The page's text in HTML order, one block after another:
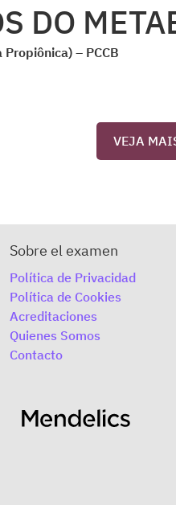
DO
– PCCB
VEJA
Sobre el examen
Política de Privacidad
Política de Cookies
Acreditaciones
Quienes Somos
Contacto